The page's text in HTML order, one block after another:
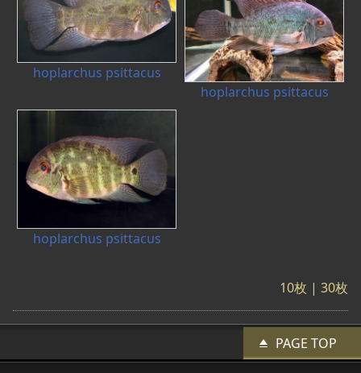
hoplarchus psittacus
hoplarchus psittacus
hoplarchus psittacus
10枚 | 30枚
PAGE TOP